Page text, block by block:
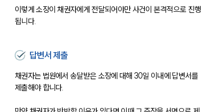
이렇게 소장이 채권자에게 전달되어야만 사건이 본격적으로 진행
됩니다.
답변서 제출
채권자는 법원에서 송달받은 소장에 대해 30일 이내에 답변서를
제출해야 합니다.